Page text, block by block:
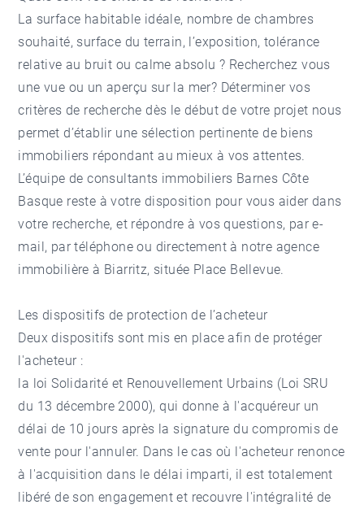
La surface habitable idéale, nombre de chambres
souhaité, surface du terrain, l’exposition, tolérance
relative au bruit ou calme absolu ? Recherchez vous
une vue ou un aperçu sur la mer? Déterminer vos
critères de recherche dès le début de votre projet nous
permet d’établir une sélection pertinente de biens
immobiliers répondant au mieux à vos attentes.
L’équipe de consultants immobiliers Barnes Côte
Basque reste à votre disposition pour vous aider dans
votre recherche, et répondre à vos questions, par e-
mail, par téléphone ou directement à notre agence
immobilière à Biarritz, située Place Bellevue.
Les dispositifs de protection de l’acheteur
Deux dispositifs sont mis en place afin de protéger
l'acheteur :
la loi Solidarité et Renouvellement Urbains (Loi SRU
du 13 décembre 2000), qui donne à l'acquéreur un
délai de 10 jours après la signature du compromis de
vente pour l'annuler. Dans le cas où l'acheteur renonce
à l'acquisition dans le délai imparti, il est totalement
libéré de son engagement et recouvre l'intégralité de